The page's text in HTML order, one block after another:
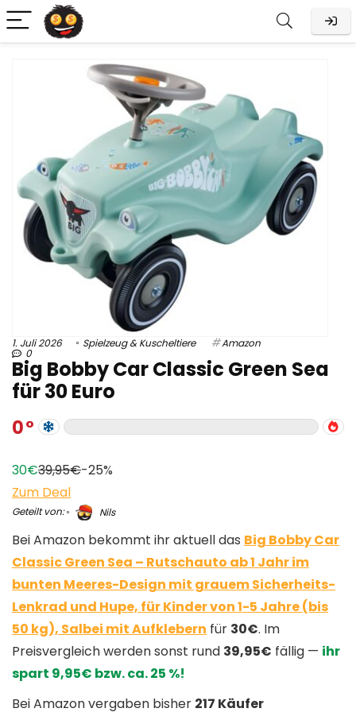
1. Juli 2026 Spielzeug & Kuscheltiere Amazon
0
Big Bobby Car Classic Green Sea
für 30 Euro
0
30€39,95€-25%
Zum Deal
Geteilt von: Nils
Bei Amazon bekommt ihr aktuell das Big Bobby Car
Classic Green Sea – Rutschauto ab 1 Jahr im
bunten Meeres-Design mit grauem Sicherheits-
Lenkrad und Hupe, für Kinder von 1-5 Jahre (bis
50 kg), Salbei mit Aufklebern für 30€. Im
Preisvergleich werden sonst rund 39,95€ fällig — ihr
spart 9,95€ bzw. ca. 25 %!
Bei Amazon vergaben bisher 217 Käufer